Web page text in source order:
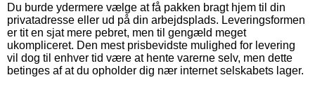
Du burde ydermere vælge at få pakken bragt hjem til din
privatadresse eller ud på din arbejdsplads. Leveringsformen
er tit en sjat mere pebret, men til gengæld meget
ukompliceret. Den mest prisbevidste mulighed for levering
vil dog til enhver tid være at hente varerne selv, men dette
betinges af at du opholder dig nær internet selskabets lager.